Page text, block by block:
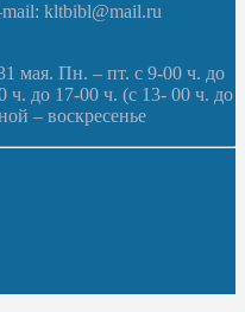
kltbibl@mail.ru
мая. Пн. – пт. с 9-00 ч. до
ч. до 17-00 ч. (с 13- 00 ч. до
– воскресенье